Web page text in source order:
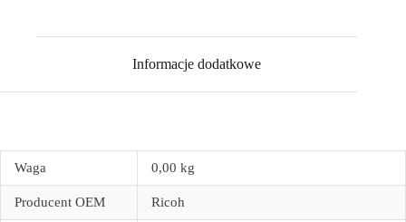
Informacje dodatkowe
Waga 0,00 kg
Producent OEM Ricoh